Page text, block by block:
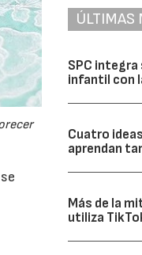
ÚLTIMAS
SPC
infantil con
Cuatro
aprendan
Más de la
utiliza